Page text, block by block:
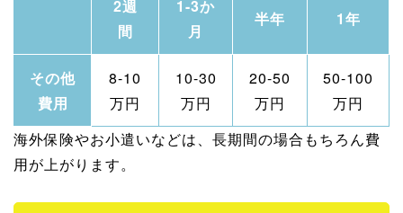
2週
間
1-3か
月
半年 1年
その他
費用
8-10
万円
10-30
万円
20-50
万円
50-100
万円
海外保険やお小遣いなどは、長期間の場合もちろん費
用が上がります。